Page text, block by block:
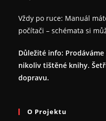
Vždy po ruce: Manuál
počítači – schémata si
Důležité info:
nikoliv tištěné knihy.
dopravu.
O Projektu